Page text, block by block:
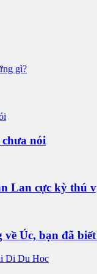
gì?
nói
Lan cực kỳ thú
Úc, bạn đã